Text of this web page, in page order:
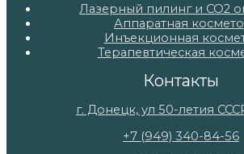
Лазерный пилинг и СО2
Аппаратная
Инъекционная
Терапевтическая
Контакты
г. Донецк, ул 50-летия
+7 (949) 340-84-56